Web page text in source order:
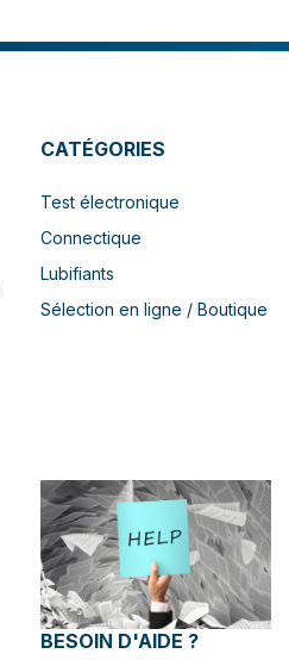
CATÉGORIES
Test électronique
Connectique
Lubifiants
Sélection en ligne / Boutique
BESOIN D'AIDE ?